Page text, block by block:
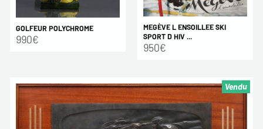
GOLFEUR POLYCHROME
990€
MEGÈVE L ENSOILLEE SKI
SPORT D HIV ...
950€
Vendu